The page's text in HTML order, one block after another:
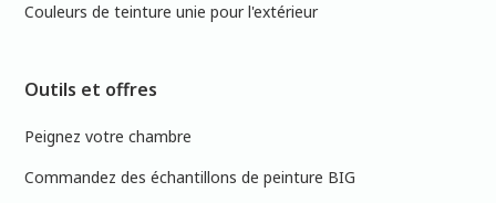
Couleurs de teinture unie pour l'extérieur
Outils et offres
Peignez votre chambre
Commandez des échantillons de peinture BIG